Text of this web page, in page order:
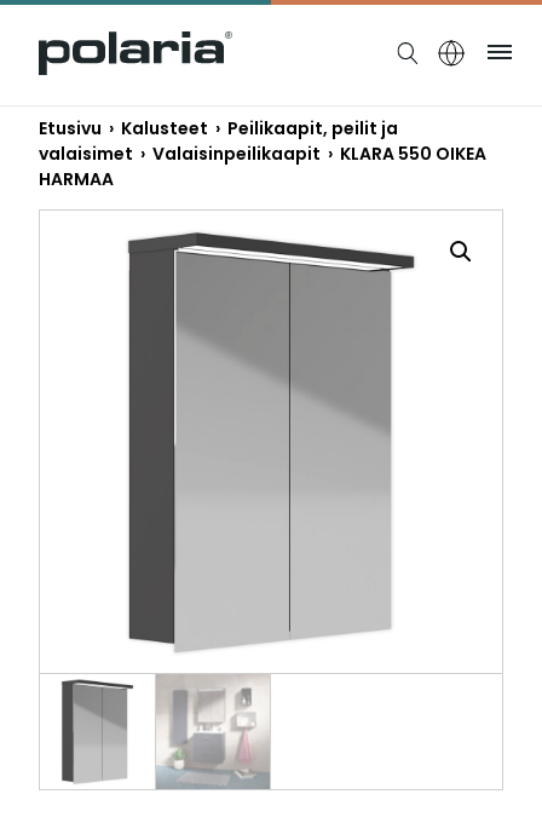
https://polaria.fi/name
Etusivu › Kalusteet › Peilikaapit, peilit ja
valaisimet › Valaisinpeilikaapit › KLARA 550 OIKEA
HARMAA